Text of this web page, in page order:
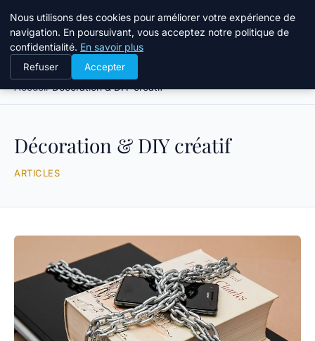
Atelier Designers
Accueil Décoration & DIY créatif
Décoration & DIY créatif
ARTICLES
Nous utilisons des cookies pour améliorer votre expérience de
navigation. En poursuivant, vous acceptez notre politique de
confidentialité. En savoir plus
Refuser Accepter